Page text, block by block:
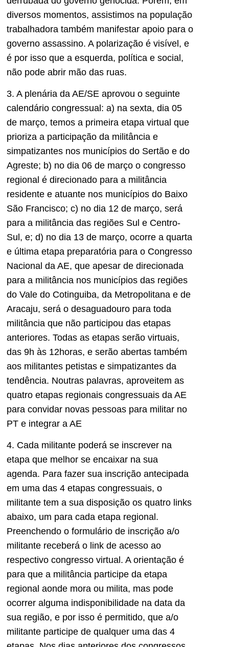
diversos momentos, assistimos na população
trabalhadora também manifestar apoio para o
governo assassino. A polarização é visível, e
é por isso que a esquerda, política e social,
não pode abrir mão das ruas.
3. A plenária da AE/SE aprovou o seguinte
calendário congressual: a) na sexta, dia 05
de março, temos a primeira etapa virtual que
prioriza a participação da militância e
simpatizantes nos municípios do Sertão e do
Agreste; b) no dia 06 de março o congresso
regional é direcionado para a militância
residente e atuante nos municípios do Baixo
São Francisco; c) no dia 12 de março, será
para a militância das regiões Sul e Centro-
Sul, e; d) no dia 13 de março, ocorre a quarta
e última etapa preparatória para o Congresso
Nacional da AE, que apesar de direcionada
para a militância nos municípios das regiões
do Vale do Cotinguiba, da Metropolitana e de
Aracaju, será o desaguadouro para toda
militância que não participou das etapas
anteriores. Todas as etapas serão virtuais,
das 9h às 12horas, e serão abertas também
aos militantes petistas e simpatizantes da
tendência. Noutras palavras, aproveitem as
quatro etapas regionais congressuais da AE
para convidar novas pessoas para militar no
PT e integrar a AE
4. Cada militante poderá se inscrever na
etapa que melhor se encaixar na sua
agenda. Para fazer sua inscrição antecipada
em uma das 4 etapas congressuais, o
militante tem a sua disposição os quatro links
abaixo, um para cada etapa regional.
Preenchendo o formulário de inscrição a/o
militante receberá o link de acesso ao
respectivo congresso virtual. A orientação é
para que a militância participe da etapa
regional aonde mora ou milita, mas pode
ocorrer alguma indisponibilidade na data da
sua região, e por isso é permitido, que a/o
militante participe de qualquer uma das 4